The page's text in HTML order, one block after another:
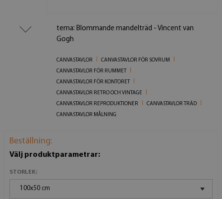
tema: Blommande mandelträd - Vincent van
Gogh
CANVASTAVLOR
CANVASTAVLOR FÖR SOVRUM
CANVASTAVLOR FÖR RUMMET
CANVASTAVLOR FÖR KONTORET
CANVASTAVLOR RETRO OCH VINTAGE
CANVASTAVLOR REPRODUKTIONER
CANVASTAVLOR TRÄD
CANVASTAVLOR MÅLNING
Beställning:
Välj produktparametrar:
STORLEK:
100x50 cm